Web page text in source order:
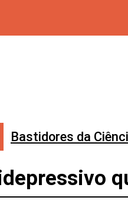
Bastidores da